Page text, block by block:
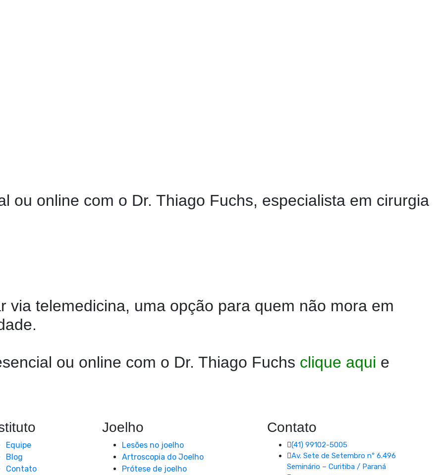
ou online com o Dr. Thiago Fuchs, especialista em cirurgia
via telemedicina, uma opção para quem não mora em
ou online com o Dr. Thiago Fuchs clique aqui e
Equipe
Blog
Contato
Joelho
Lesões no joelho
Artroscopia do Joelho
Prótese de joelho
Contato
(41) 99102-5005
Av. Sete de Setembro nº 6.496
Seminário – Curitiba / Paraná